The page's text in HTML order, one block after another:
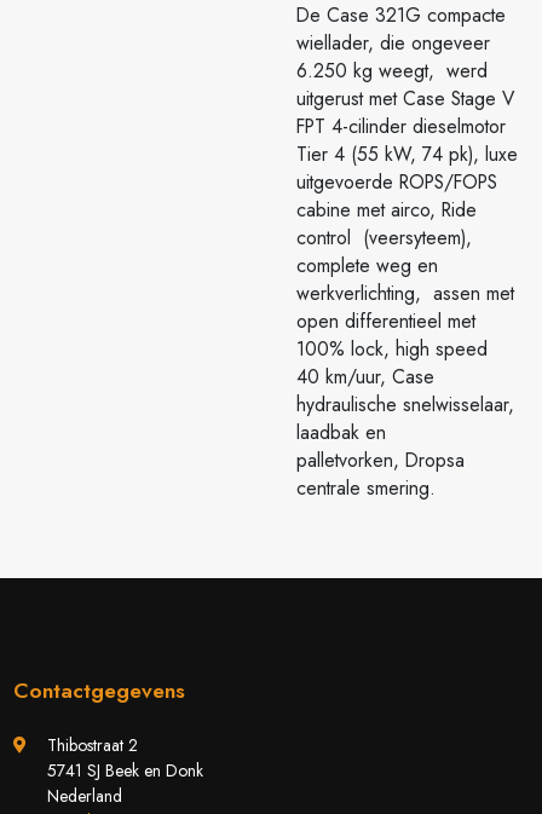
De Case 321G compacte
wiellader, die ongeveer
6.250 kg weegt, werd
uitgerust met Case Stage V
FPT 4-cilinder dieselmotor
Tier 4 (55 kW, 74 pk), luxe
uitgevoerde ROPS/FOPS
cabine met airco, Ride
control (veersyteem),
complete weg en
werkverlichting, assen met
open differentieel met
100% lock, high speed
40 km/uur, Case
hydraulische snelwisselaar,
laadbak en
palletvorken, Dropsa
centrale smering.
Contactgegevens
Thibostraat 2
5741 SJ Beek en Donk
Nederland